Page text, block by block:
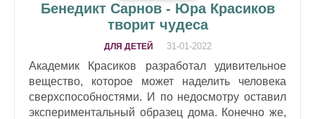
Бенедикт Сарнов - Юра Красиков
творит чудеса
ДЛЯ ДЕТЕЙ 31-01-2022
Академик Красиков разработал удивительное
вещество, которое может наделить человека
сверхспособностями. И по недосмотру оставил
экспериментальный образец дома. Конечно же,